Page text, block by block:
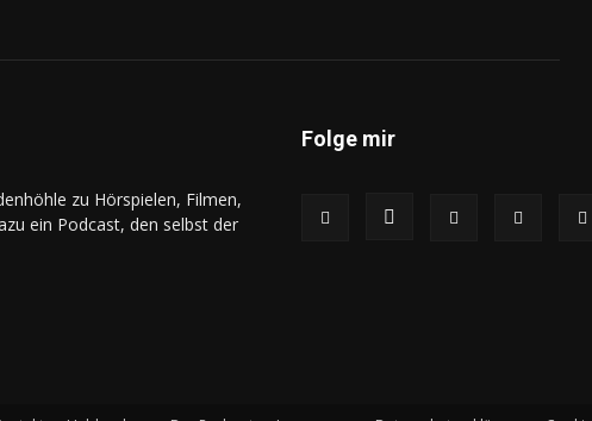
zu Hörspielen, Filmen,
ein Podcast, den selbst der
Folge mir